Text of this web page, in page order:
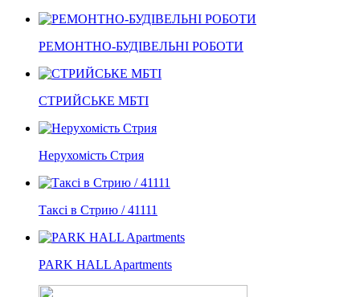
РЕМОНТНО-БУДІВЕЛЬНІ РОБОТИ
СТРИЙСЬКЕ МБТІ
Нерухомість Стрия
Таксі в Стрию / 41111
PARK HALL Apartments